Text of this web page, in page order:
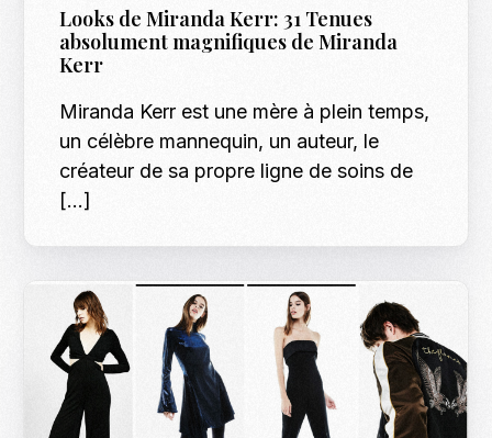
Looks de Miranda Kerr: 31 Tenues
absolument magnifiques de Miranda
Kerr
Miranda Kerr est une mère à plein temps,
un célèbre mannequin, un auteur, le
créateur de sa propre ligne de soins de
[…]